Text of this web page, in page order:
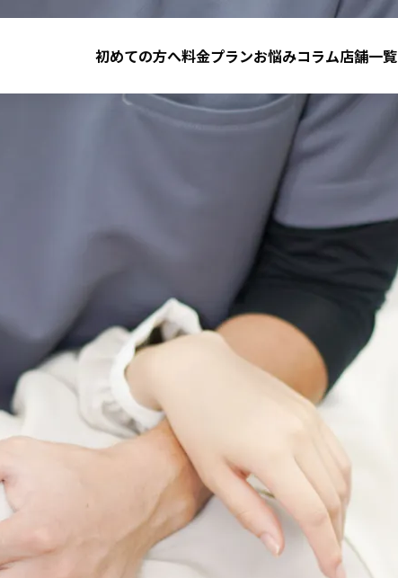
初めての方へ料金プランお悩みコラム店舗一覧